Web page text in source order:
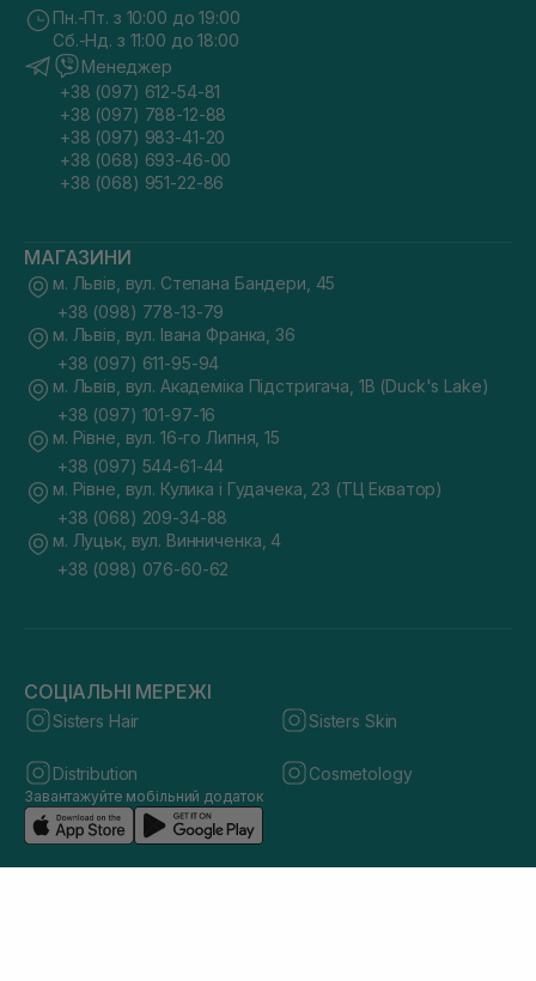
Пн.-Пт. з 10:00 до 19:00
Сб.-Нд. з 11:00 до 18:00
Менеджер
+38 (097) 612-54-81
+38 (097) 788-12-88
+38 (097) 983-41-20
+38 (068) 693-46-00
+38 (068) 951-22-86
МАГАЗИНИ
м. Львів, вул. Степана Бандери, 45
+38 (098) 778-13-79
м. Львів, вул. Івана Франка, 36
+38 (097) 611-95-94
м. Львів, вул. Академіка Підстригача, 1В (Duck's Lake)
+38 (097) 101-97-16
м. Рівне, вул. 16-го Липня, 15
+38 (097) 544-61-44
м. Рівне, вул. Кулика і Гудачека, 23 (ТЦ Екватор)
+38 (068) 209-34-88
м. Луцьк, вул. Винниченка, 4
+38 (098) 076-60-62
СОЦІАЛЬНІ МЕРЕЖІ
Sisters Hair Sisters Skin
Distribution Cosmetology
Завантажуйте мобільний додаток